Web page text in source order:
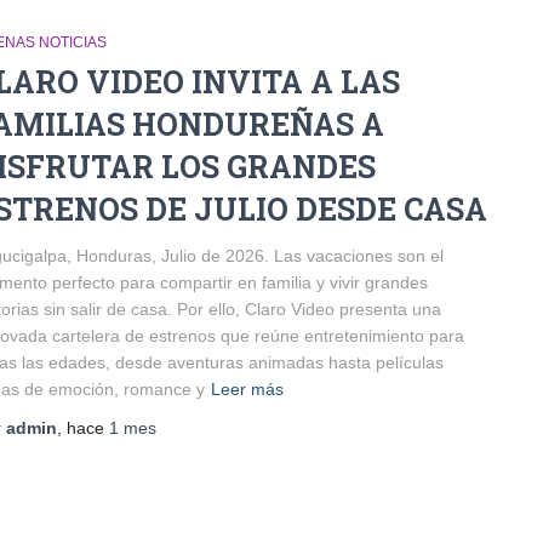
NOTICIAS
VIDEO INVITA A LAS
HONDUREÑAS A
LOS GRANDES
DE JULIO DESDE CASA
Honduras, Julio de 2026. Las vacaciones son el
perfecto para compartir en familia y vivir grandes
sin salir de casa. Por ello, Claro Video presenta una
cartelera de estrenos que reúne entretenimiento para
las edades, desde aventuras animadas hasta películas
de emoción, romance y Leer más
admin , hace 1 mes